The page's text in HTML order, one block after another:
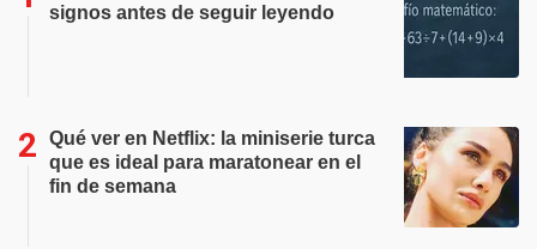
signos antes de seguir leyendo
Qué ver en Netflix: la miniserie turca
que es ideal para maratonear en el
fin de semana